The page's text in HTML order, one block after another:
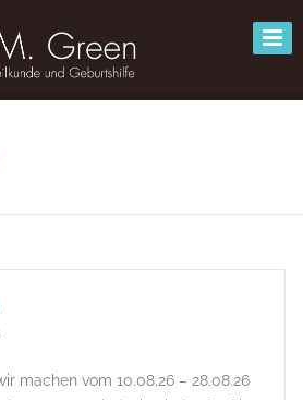
machen vom 10.08.26 – 28.08.26